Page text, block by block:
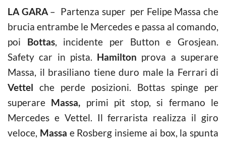
LA GARA– Partenza super per Felipe Massa che
brucia entrambe le Mercedes e passa al comando,
poi Bottas, incidente per Button e Grosjean.
Safety car in pista. Hamilton prova a superare
Massa, il brasiliano tiene duro male la Ferrari di
Vettel che perde posizioni. Bottas spinge per
superare Massa, primi pit stop, si fermano le
Mercedes e Vettel. Il ferrarista realizza il giro
veloce, Massa e Rosberg insieme ai box, la spunta